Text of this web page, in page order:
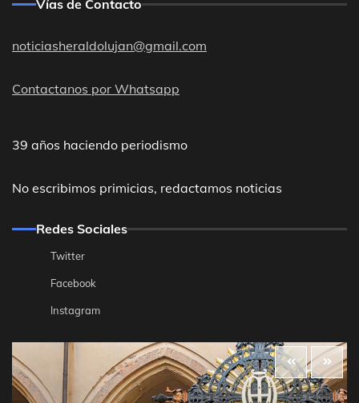
Vías de Contacto
noticiasheraldolujan@gmail.com
Contactanos por Whatsapp
39 años haciendo periodismo
No escribimos primicias, redactamos noticias
Redes Sociales
Twitter
Facebook
Instagram